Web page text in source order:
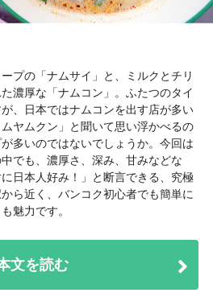
プの「ナムサイ」と、ミルクとチリ
濃厚な「ナムコン」。ふたつのタイ
、日本ではナムコンを出す店が多い
ヤムクン」と聞いて思い浮かべるの
多いのではないでしょうか。今回は
でも、濃厚さ、深み、甘みなどな
日本人好み！」と断言できる、究極
ら近く、バンコク初心者でも簡単に
魅力です。
文を読む